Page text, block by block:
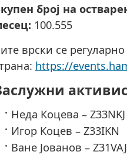
број на
100.555
врски се
https://
Неда Коцева – Z33NKJ
Игор Коцев – Z33IKN
Ване Јованов – Z31VAJ